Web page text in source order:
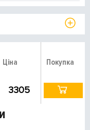
Ціна Покупка
3305